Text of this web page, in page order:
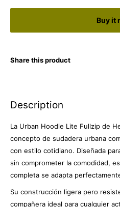
Buy it
Share this product
Description
La Urban Hoodie Lite Fullzip de
concepto de sudadera urbana
con estilo cotidiano. Diseñada
sin comprometer la comodidad,
completa se adapta
Su construcción ligera pero
compañera ideal para cualquier